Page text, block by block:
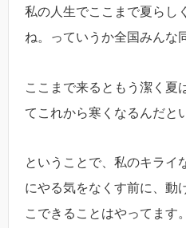
私の人生でここまで夏らし
ね。っていうか全国みんな
ここまで来るともう潔く夏
てこれから寒くなるんだと
ということで、私のキライ
にやる気をなくす前に、動
こできることはやってます。